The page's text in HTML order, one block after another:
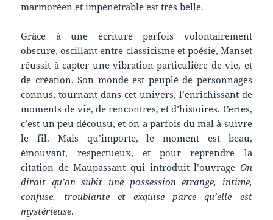
marmoréen et impénétrable est très belle.
Grâce à une écriture parfois volontairement
obscure, oscillant entre classicisme et poésie, Manset
réussit à capter une vibration particulière de vie, et
de création. Son monde est peuplé de personnages
connus, tournant dans cet univers, l’enrichissant de
moments de vie, de rencontres, et d’histoires. Certes,
c’est un peu décousu, et on a parfois du mal à suivre
le fil. Mais qu’importe, le moment est beau,
émouvant, respectueux, et pour reprendre la
citation de Maupassant qui introduit l’ouvrage On
dirait qu’on subit une possession étrange, intime,
confuse, troublante et exquise parce qu’elle est
mystérieuse.